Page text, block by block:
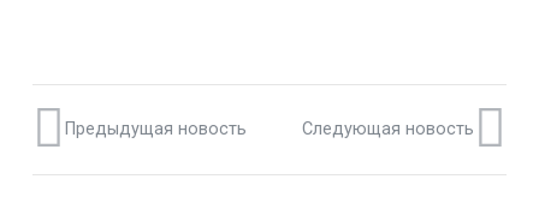
Предыдущая новость Следующая новость